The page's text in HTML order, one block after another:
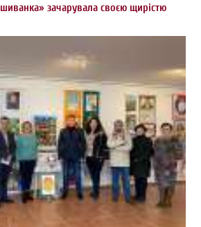
зачарувала своєю щирістю